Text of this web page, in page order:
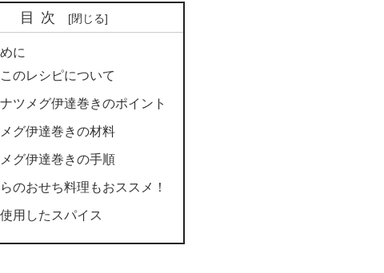
目次
に
このレシピについて
ナツメグ伊達巻きのポイント
グ伊達巻きの材料
グ伊達巻きの手順
のおせち料理もおススメ！
用したスパイス